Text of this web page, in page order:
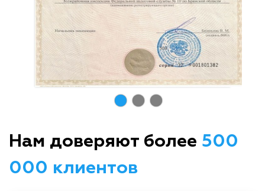
Нам доверяют более 500
000 клиентов